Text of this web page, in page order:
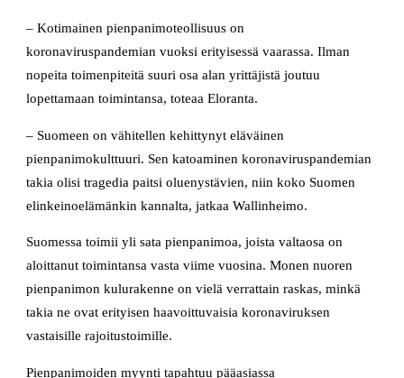
– Kotimainen pienpanimoteollisuus on
koronaviruspandemian vuoksi erityisessä vaarassa. Ilman
nopeita toimenpiteitä suuri osa alan yrittäjistä joutuu
lopettamaan toimintansa, toteaa Eloranta.
– Suomeen on vähitellen kehittynyt eläväinen
pienpanimokulttuuri. Sen katoaminen koronaviruspandemian
takia olisi tragedia paitsi oluenystävien, niin koko Suomen
elinkeinoelämänkin kannalta, jatkaa Wallinheimo.
Suomessa toimii yli sata pienpanimoa, joista valtaosa on
aloittanut toimintansa vasta viime vuosina. Monen nuoren
pienpanimon kulurakenne on vielä verrattain raskas, minkä
takia ne ovat erityisen haavoittuvaisia koronaviruksen
vastaisille rajoitustoimille.
Pienpanimoiden myynti tapahtuu pääasiassa